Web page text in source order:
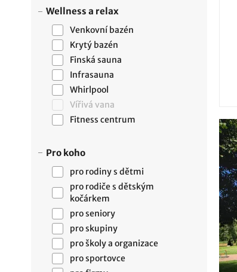
Wellness a relax
Venkovní bazén
Krytý bazén
Finská sauna
Infrasauna
Whirlpool
Vířivá vana
Fitness centrum
Pro koho
pro rodiny s dětmi
pro rodiče s dětským
kočárkem
pro seniory
pro skupiny
pro školy a organizace
pro sportovce